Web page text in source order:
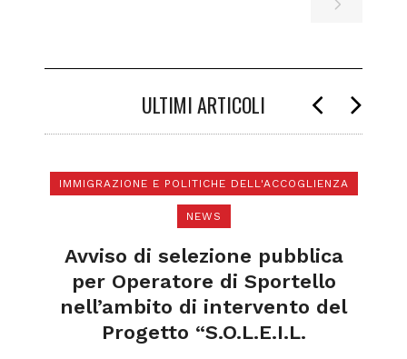
ULTIMI ARTICOLI
IMMIGRAZIONE E POLITICHE DELL'ACCOGLIENZA
NEWS
Avviso di selezione pubblica
per Operatore di Sportello
nell’ambito di intervento del
Progetto “S.O.L.E.I.L.